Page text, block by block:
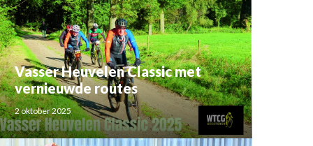
Vasser Heuvelen Classic met
vernieuwde routes
2 oktober 2025